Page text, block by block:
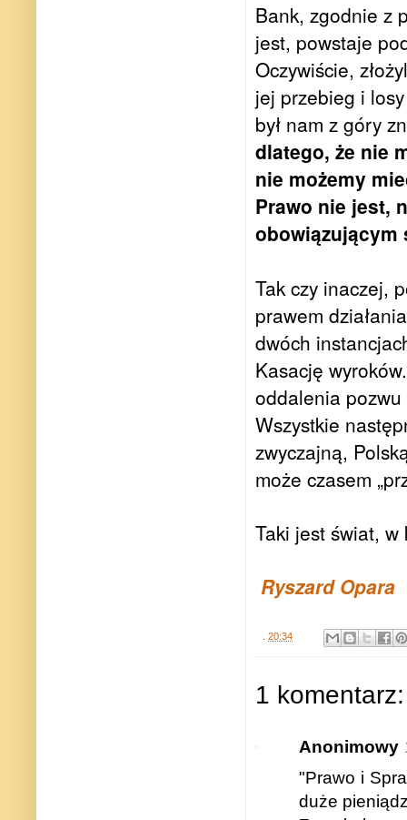
Bank, zgodnie z
jest, powstaje
Oczywiście,
jej przebieg i
był nam z góry
dlatego, że nie
nie możemy
Prawo nie jest,
obowiązującym
Tak czy inaczej,
prawem
dwóch
Kasację
oddalenia
Wszystkie
zwyczajną,
może czasem
Taki jest świat, w
Ryszard Opara
. 20:34
1 komentarz:
Anonimowy
"Prawo i
duże